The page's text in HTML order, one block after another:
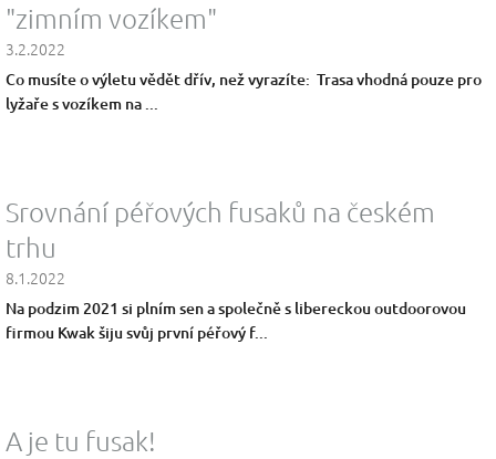
"zimním vozíkem"
3.2.2022
Co musíte o výletu vědět dřív, než vyrazíte: Trasa vhodná pouze pro
lyžaře s vozíkem na ...
Srovnání péřových fusaků na českém
trhu
8.1.2022
Na podzim 2021 si plním sen a společně s libereckou outdoorovou
firmou Kwak šiju svůj první péřový f...
A je tu fusak!